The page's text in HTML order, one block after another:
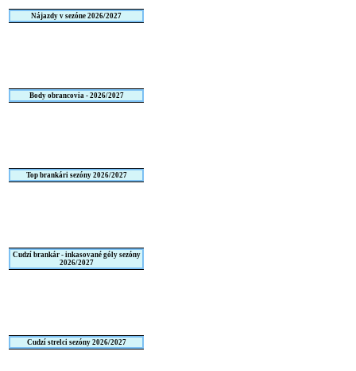
Nájazdy v sezóne 2026/2027
Body obrancovia - 2026/2027
Top brankári sezóny 2026/2027
Cudzí brankár - inkasované góly sezóny
2026/2027
Cudzí strelci sezóny 2026/2027